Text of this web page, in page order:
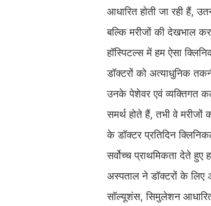
आधारित होती जा रही हैं,
बल्कि मरीजों की देखभाल
हॉस्पिटल्स में हम ऐसा
डॉक्टरों को अत्याधुनिक
उनके पेशेवर एवं व्यक्तिगत
समर्थ होते हैं, तभी वे मरीजों
के डॉक्टर प्रतिदिन
सर्वोच्च प्राथमिकता देते
अस्पताल ने डॉक्टरों के लिए
सॉल्यूशंस, सिमुलेशन आधारित